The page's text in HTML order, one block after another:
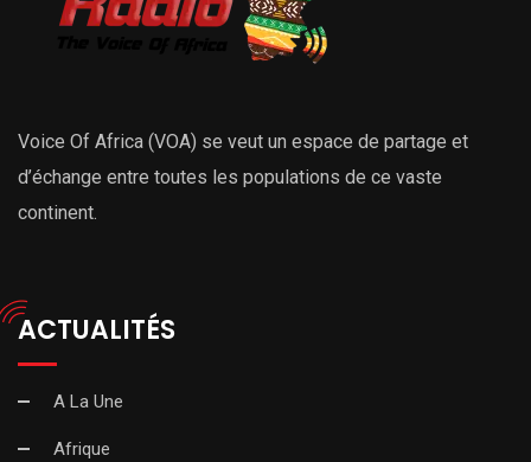
Voice Of Africa (VOA) se veut un espace de partage et
d’échange entre toutes les populations de ce vaste
continent.
ACTUALITÉS
A La Une
Afrique